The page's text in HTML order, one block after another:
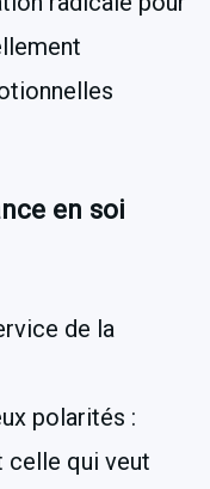
en soi
de la
polarités :
celle qui veut